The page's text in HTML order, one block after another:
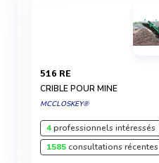
516 RE
CRIBLE POUR MINE
MCCLOSKEY®
4professionnels intéressés
1585consultations récentes